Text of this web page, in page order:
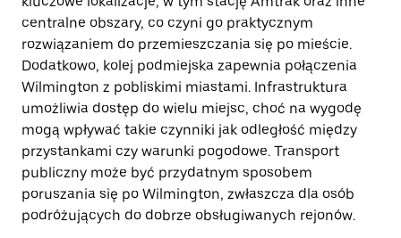
centralne obszary, co czyni go praktycznym
rozwiązaniem do przemieszczania się po mieście.
Dodatkowo, kolej podmiejska zapewnia połączenia
Wilmington z pobliskimi miastami. Infrastruktura
umożliwia dostęp do wielu miejsc, choć na wygodę
mogą wpływać takie czynniki jak odległość między
przystankami czy warunki pogodowe. Transport
publiczny może być przydatnym sposobem
poruszania się po Wilmington, zwłaszcza dla osób
podróżujących do dobrze obsługiwanych rejonów.